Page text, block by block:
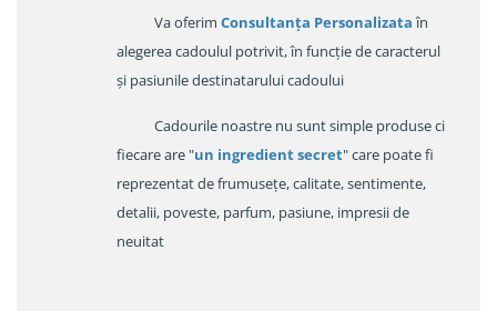
Va oferim Consultanța Personalizataîn
alegerea cadoulul potrivit, în funcție de caracterul
și pasiunile destinatarului cadoului
Cadourile noastre nu sunt simple produse ci
fiecare are "un ingredient secret" care poate fi
reprezentat de frumusețe, calitate, sentimente,
detalii, poveste, parfum, pasiune, impresii de
neuitat